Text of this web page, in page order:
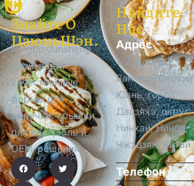
Знайте О
ЦзюньШэн.
Ningbo Junsheng
производит
качественные
формы для
выпечки, крышки
для кастрюль и
OEM-решения.
Найдите
Нас
Адрес
1-2, дом 20,
Ванчуан Сяовэй
Юань, город
Дацзяхэ, округ
Нинхай, Нинбо,
Чжэцзян, Китай
Телефон